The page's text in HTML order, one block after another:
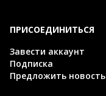
ПРИСОЕДИНИТЬСЯ
Завести аккаунт
Подписка
Предложить новость